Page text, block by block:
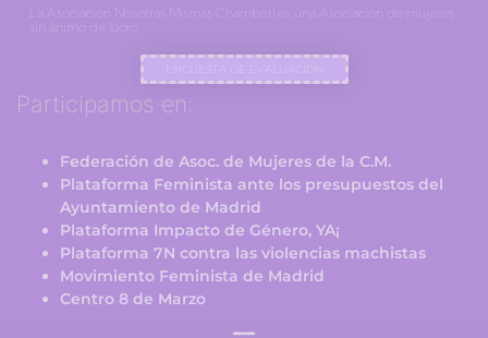
La Asociación Nosotras Mismas Chamberí es una Asociación de mujeres
sin ánimo de lucro.
ENCUESTA DE EVALUACIÓN
Participamos en:
Federación de Asoc. de Mujeres de la C.M.
Plataforma Feminista ante los presupuestos del
Ayuntamiento de Madrid
Plataforma Impacto de Género, YA¡
Plataforma 7N contra las violencias machistas
Movimiento Feminista de Madrid
Centro 8 de Marzo